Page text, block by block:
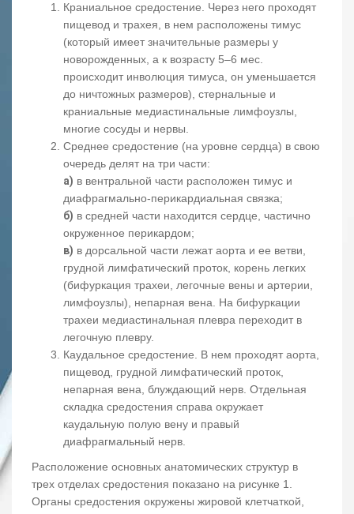
Краниальное средостение. Через него проходят
пищевод и трахея, в нем расположены тимус
(который имеет значительные размеры у
новорожденных, а к возрасту 5–6 мес.
происходит инволюция тимуса, он уменьшается
до ничтожных размеров), стернальные и
краниальные медиастинальные лимфоузлы,
многие сосуды и нервы.
Среднее средостение (на уровне сердца) в свою
очередь делят на три части:
а) в вентральной части расположен тимус и
диафрагмально-перикардиальная связка;
б) в средней части находится сердце, частично
окруженное перикардом;
в) в дорсальной части лежат аорта и ее ветви,
грудной лимфатический проток, корень легких
(бифуркация трахеи, легочные вены и артерии,
лимфоузлы), непарная вена. На бифуркации
трахеи медиастинальная плевра переходит в
легочную плевру.
Каудальное средостение. В нем проходят аорта,
пищевод, грудной лимфатический проток,
непарная вена, блуждающий нерв. Отдельная
складка средостения справа окружает
каудальную полую вену и правый
диафрагмальный нерв.
Расположение основных анатомических структур в
трех отделах средостения показано на рисунке 1.
Органы средостения окружены жировой клетчаткой,